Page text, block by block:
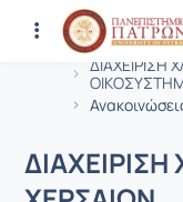
Αρχική
ΔΙΑΧΕΙΡΙΣΗ
Μάθημα :
Κωδικός :